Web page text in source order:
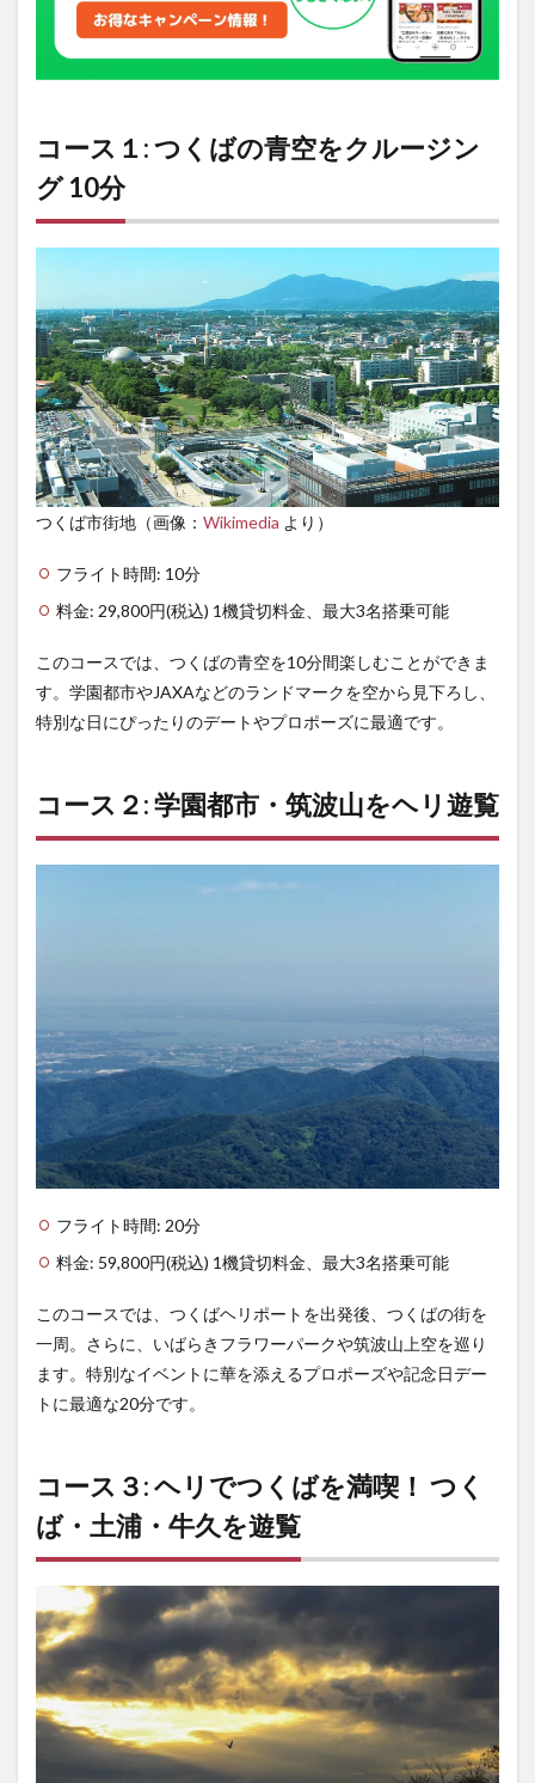
コース１: つくばの青空をクルージン
グ 10分
つくば市街地（画像： Wikimedia より）
フライト時間: 10分
料金: 29,800円(税込) 1機貸切料金、最大3名搭乗可能
このコースでは、つくばの青空を10分間楽しむことができま
す。学園都市やJAXAなどのランドマークを空から見下ろし、
特別な日にぴったりのデートやプロポーズに最適です。
コース２: 学園都市・筑波山をヘリ遊覧
フライト時間: 20分
料金: 59,800円(税込) 1機貸切料金、最大3名搭乗可能
このコースでは、つくばヘリポートを出発後、つくばの街を
一周。さらに、いばらきフラワーパークや筑波山上空を巡り
ます。特別なイベントに華を添えるプロポーズや記念日デー
トに最適な20分です。
コース３: ヘリでつくばを満喫！ つく
ば・土浦・牛久を遊覧